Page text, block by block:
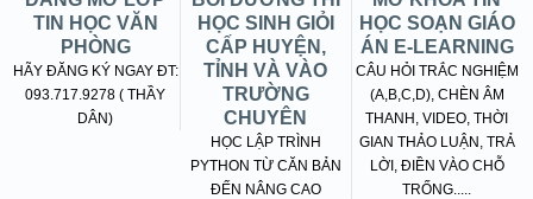
TIN HỌC VĂN
PHÒNG
HÃY ĐĂNG KÝ NGAY ĐT:
093.717.9278 ( THẦY
DÂN)
HỌC SINH GIỎI
CẤP HUYỆN,
TỈNH VÀ VÀO
TRƯỜNG
CHUYÊN
HỌC LẬP TRÌNH
PYTHON TỪ CĂN BẢN
ĐẾN NÂNG CAO
HỌC SOẠN GIÁO
ÁN E-LEARNING
CÂU HỎI TRẮC NGHIỆM
(A,B,C,D), CHÈN ÂM
THANH, VIDEO, THỜI
GIAN THẢO LUẬN, TRẢ
LỜI, ĐIỀN VÀO CHỖ
TRỐNG.....